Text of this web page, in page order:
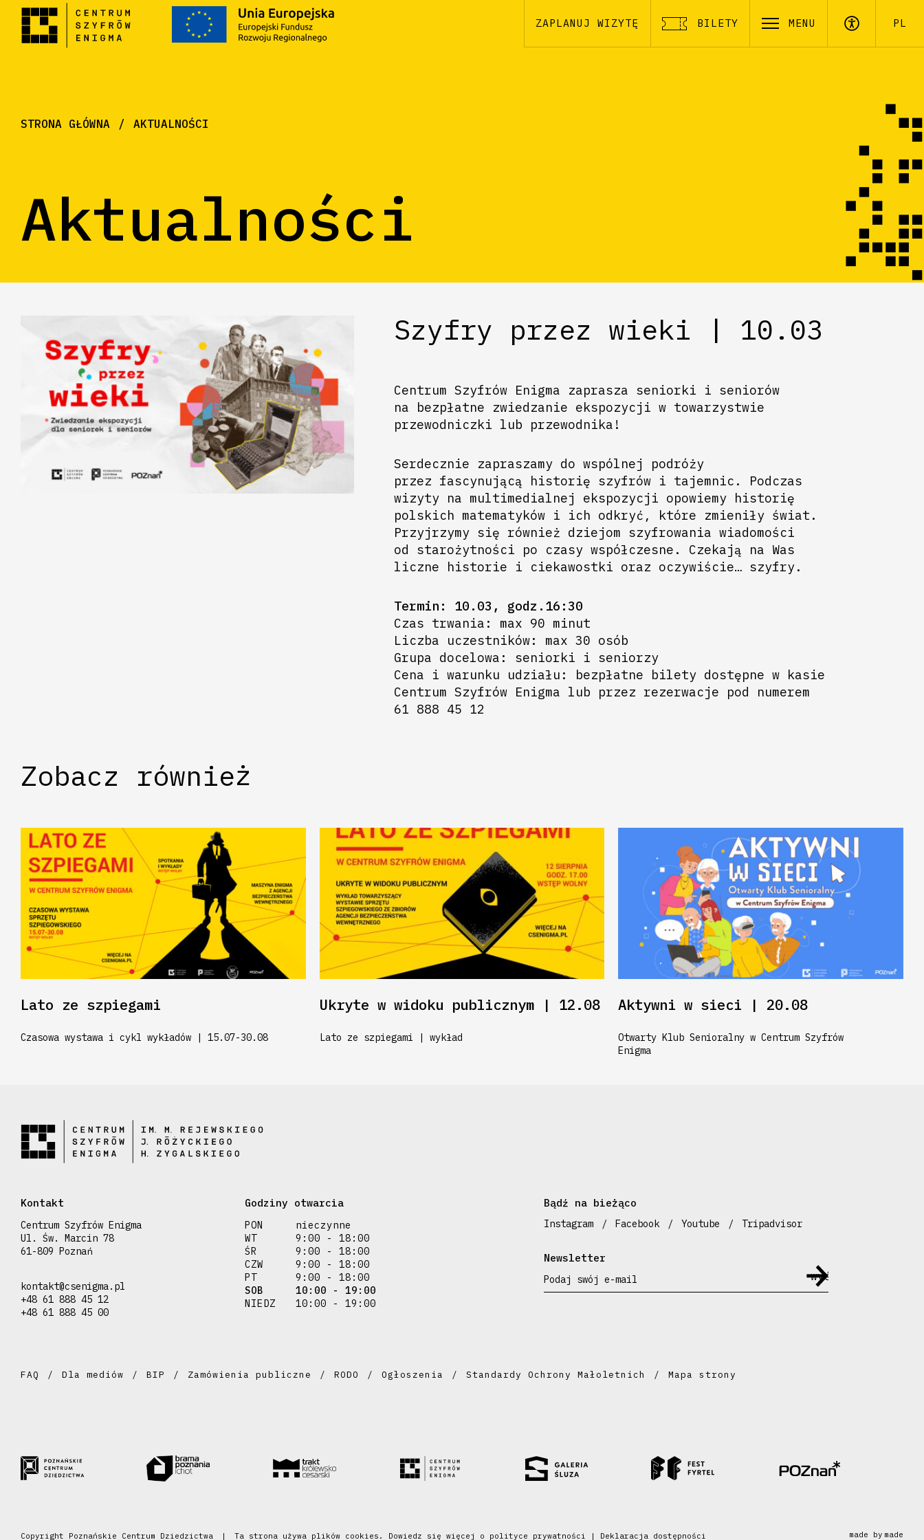
ZAPLANUJ WIZYTĘ BILETY MENU PL
STRONA GŁÓWNA AKTUALNOŚCI
Aktualności
Szyfry przez wieki | 10.03
Centrum Szyfrów Enigma zaprasza seniorki i seniorów
na bezpłatne zwiedzanie ekspozycji w towarzystwie
przewodniczki lub przewodnika!
Serdecznie zapraszamy do wspólnej podróży
przez fascynującą historię szyfrów i tajemnic. Podczas
wizyty na multimedialnej ekspozycji opowiemy historię
polskich matematyków i ich odkryć, które zmieniły świat.
Przyjrzymy się również dziejom szyfrowania wiadomości
od starożytności po czasy współczesne. Czekają na Was
liczne historie i ciekawostki oraz oczywiście… szyfry.
Termin: 10.03, godz.16:30
Czas trwania: max 90 minut
Liczba uczestników: max 30 osób
Grupa docelowa: seniorki i seniorzy
Cena i warunku udziału: bezpłatne bilety dostępne w kasie
Centrum Szyfrów Enigma lub przez rezerwacje pod numerem
61 888 45 12
Zobacz również
Lato ze szpiegami
Czasowa wystawa i cykl wykładów | 15.07-30.08
Ukryte w widoku publicznym | 12.08
Lato ze szpiegami | wykład
Aktywni w sieci | 20.08
Otwarty Klub Senioralny w Centrum Szyfrów
Enigma
Kontakt
Centrum Szyfrów Enigma
Ul. Św. Marcin 78
61-809 Poznań
kontakt@csenigma.pl
+48 61 888 45 12
+48 61 888 45 00
Godziny otwarcia
PON
nieczynne
WT
9:00 - 18:00
ŚR
9:00 - 18:00
CZW
9:00 - 18:00
PT
9:00 - 18:00
SOB
10:00 - 19:00
NIEDZ
10:00 - 19:00
Bądź na bieżąco
Instagram Facebook Youtube Tripadvisor
Newsletter
Podaj swój e-mail
FAQ Dla mediów BIP Zamówienia publiczne RODO Ogłoszenia Standardy Ochrony Małoletnich Mapa strony
Copyright Poznańskie Centrum Dziedzictwa Ta strona używa plików cookies. Dowiedz się więcej o polityce prywatności | Deklaracja dostępności made by made